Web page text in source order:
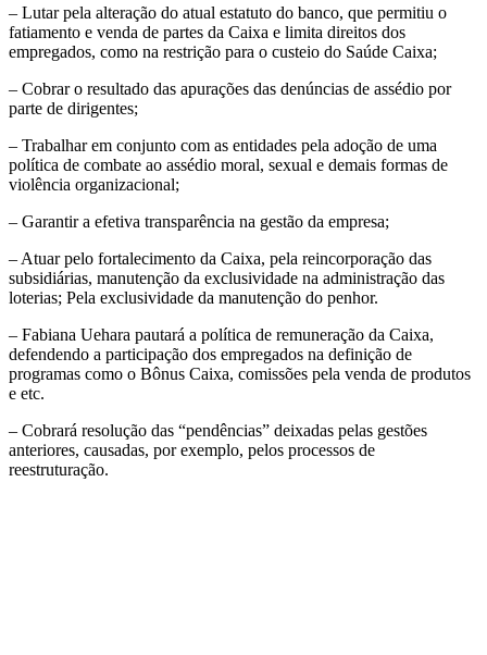
– Lutar pela alteração do atual estatuto do banco, que permitiu o
fatiamento e venda de partes da Caixa e limita direitos dos
empregados, como na restrição para o custeio do Saúde Caixa;
– Cobrar o resultado das apurações das denúncias de assédio por
parte de dirigentes;
– Trabalhar em conjunto com as entidades pela adoção de uma
política de combate ao assédio moral, sexual e demais formas de
violência organizacional;
– Garantir a efetiva transparência na gestão da empresa;
– Atuar pelo fortalecimento da Caixa, pela reincorporação das
subsidiárias, manutenção da exclusividade na administração das
loterias; Pela exclusividade da manutenção do penhor.
– Fabiana Uehara pautará a política de remuneração da Caixa,
defendendo a participação dos empregados na definição de
programas como o Bônus Caixa, comissões pela venda de produtos
e etc.
– Cobrará resolução das “pendências” deixadas pelas gestões
anteriores, causadas, por exemplo, pelos processos de
reestruturação.